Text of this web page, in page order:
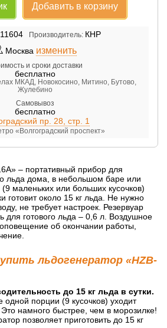
Добавить в корзину
11604 Производитель: КНР
Москва изменить
и сроки доставки
бесплатно
МКАД, Новокосино, Митино, Бутово,
Жулебино
Самовывоз
бесплатно
пр. 28, стр. 1
«Волгоградский проспект»
– портативный прибор для
льда дома, в небольшом баре или
маленьких или больших кусочков)
готовит около 15 кг льда. Не нужно
не требует настроек. Резервуар
для готового льда – 0,6 л. Воздушное
об окончании работы,
льдогенератор «HZB-
до 15 кг льда в сутки.
одной порции (9 кусочков) уходит
Это намного быстрее, чем в морозилке!
позволяет приготовить до 15 кг